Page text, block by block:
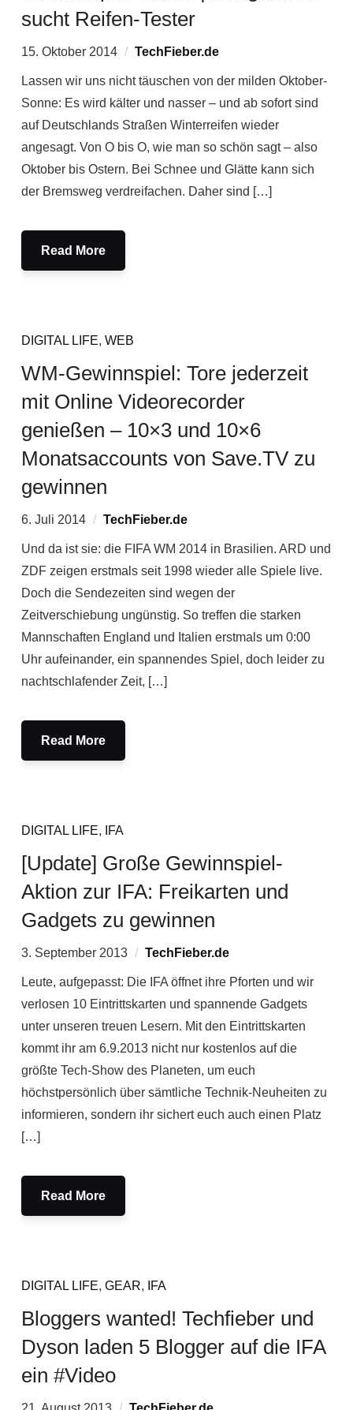
sucht Reifen-Tester
15. Oktober 2014 TechFieber.de
Lassen wir uns nicht täuschen von der milden Oktober-
Sonne: Es wird kälter und nasser – und ab sofort sind
auf Deutschlands Straßen Winterreifen wieder
angesagt. Von O bis O, wie man so schön sagt – also
Oktober bis Ostern. Bei Schnee und Glätte kann sich
der Bremsweg verdreifachen. Daher sind […]
Read More
DIGITAL LIFE, WEB
WM-Gewinnspiel: Tore jederzeit
mit Online Videorecorder
genießen – 10×3 und 10×6
Monatsaccounts von Save.TV zu
gewinnen
6. Juli 2014 TechFieber.de
Und da ist sie: die FIFA WM 2014 in Brasilien. ARD und
ZDF zeigen erstmals seit 1998 wieder alle Spiele live.
Doch die Sendezeiten sind wegen der
Zeitverschiebung ungünstig. So treffen die starken
Mannschaften England und Italien erstmals um 0:00
Uhr aufeinander, ein spannendes Spiel, doch leider zu
nachtschlafender Zeit, […]
Read More
DIGITAL LIFE, IFA
[Update] Große Gewinnspiel-
Aktion zur IFA: Freikarten und
Gadgets zu gewinnen
3. September 2013 TechFieber.de
Leute, aufgepasst: Die IFA öffnet ihre Pforten und wir
verlosen 10 Eintrittskarten und spannende Gadgets
unter unseren treuen Lesern. Mit den Eintrittskarten
kommt ihr am 6.9.2013 nicht nur kostenlos auf die
größte Tech-Show des Planeten, um euch
höchstpersönlich über sämtliche Technik-Neuheiten zu
informieren, sondern ihr sichert euch auch einen Platz
[…]
Read More
DIGITAL LIFE, GEAR, IFA
Bloggers wanted! Techfieber und
Dyson laden 5 Blogger auf die IFA
ein #Video